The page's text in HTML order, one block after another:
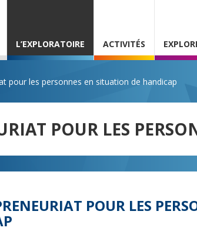
L’EXPLORATOIRE ACTIVITÉS
pour les personnes en situation de handicap
POUR LES
POUR LES